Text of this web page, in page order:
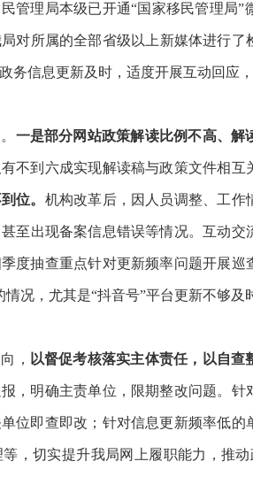
管理局本级已开通“国家移民管理局”
对所属的全部省级以上新媒体进行了
务信息更新及时，适度开展互动回应
一是部分网站政策解读比例不高、解
不到六成实现解读稿与政策文件相互
位。 机构改革后，因人员调整、工作
甚至出现备案信息错误等情况。互动交
度抽查重点针对更新频率问题开展巡
况，尤其是“抖音号”平台更新不够及
， 以督促考核落实主体责任，以自
，明确主责单位，限期整改问题。
位即查即改；针对信息更新频率低的
，切实提升我局网上履职能力，推